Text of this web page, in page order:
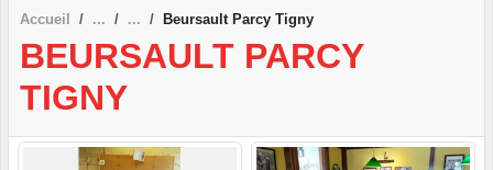
Accueil Beursault Parcy Tigny
BEURSAULT PARCY
TIGNY